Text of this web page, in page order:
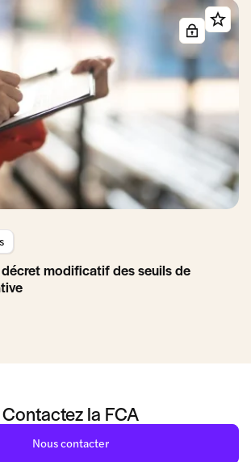
modificatif des seuils de
Contactez la FCA
Nous contacter